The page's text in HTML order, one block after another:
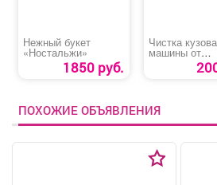
Нежный букет
«Ностальжи»
1850 руб.
Чистка кузова
машины от
битумных
ПОХОЖИЕ ОБЪЯВЛЕНИЯ